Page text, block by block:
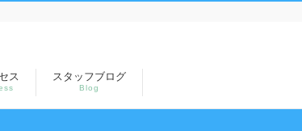
ス スタッフブログ
Blog